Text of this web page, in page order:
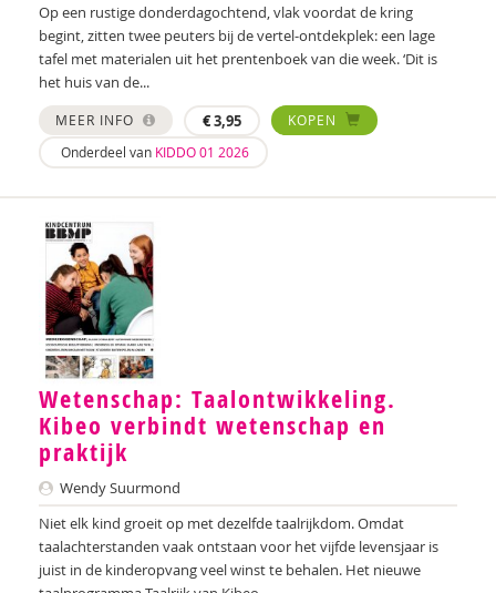
Creative Learning and Play
Iris Andriessen
Nilay Ardjosemito
Nishaan Ardjosemito
Siela Ardjosemito-Jethoe
René Arends
Chantal Ariens
Silke van Arum
Nicole van Asten
Diverse auteurs
Roli Ayutsede
Rosalie Baan
Ben Baarda
Op een rustige donderdagochtend, vlak voordat de kring
begint, zitten twee peuters bij de vertel-ontdekplek: een lage
tafel met materialen uit het prentenboek van die week. ‘Dit is
het huis van de...
MEER INFO €3,95
KOPEN
Onderdeel van KIDDO 01 2026
Wetenschap: Taalontwikkeling.
Kibeo verbindt wetenschap en
praktijk
Wendy Suurmond
Niet elk kind groeit op met dezelfde taalrijkdom. Omdat
taalachterstanden vaak ontstaan voor het vijfde levensjaar is
juist in de kinderopvang veel winst te behalen. Het nieuwe